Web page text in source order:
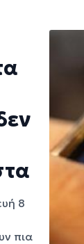
8
πια